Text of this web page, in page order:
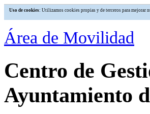
Uso de cookies: Utilizamos cookies propias y de terceros para mejorar
Área de Movilidad
Centro de
Ayuntamiento